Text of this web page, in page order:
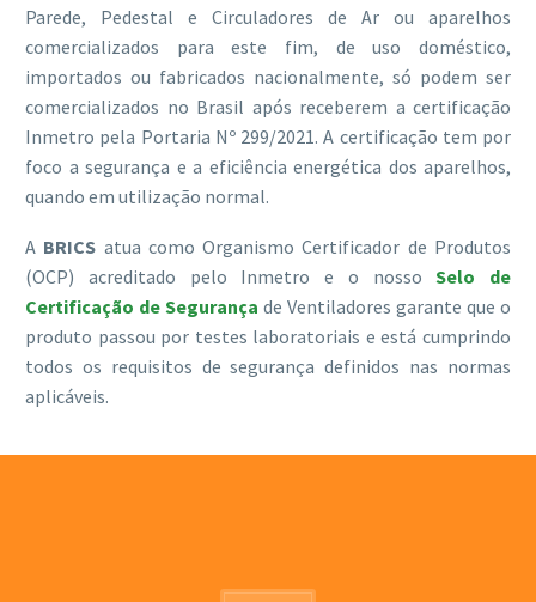
Parede, Pedestal e Circuladores de Ar ou aparelhos
comercializados para este fim, de uso doméstico,
importados ou fabricados nacionalmente, só podem ser
comercializados no Brasil após receberem a certificação
Inmetro pela Portaria Nº 299/2021. A certificação tem por
foco a segurança e a eficiência energética dos aparelhos,
quando em utilização normal.
A BRICS atua como Organismo Certificador de Produtos
(OCP) acreditado pelo Inmetro e o nossoSelo de
Certificação de Segurança de Ventiladores garante que o
produto passou por testes laboratoriais e está cumprindo
todos os requisitos de segurança definidos nas normas
aplicáveis.